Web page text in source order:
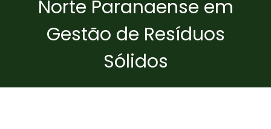
Norte Paranaense em
Gestão de Resíduos
Sólidos